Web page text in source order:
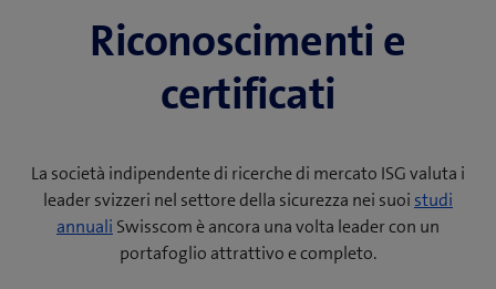
Riconoscimenti e
certificati
La società indipendente di ricerche di mercato ISG valuta i
leader svizzeri nel settore della sicurezza nei suoi studi
annuali Swisscom è ancora una volta leader con un
portafoglio attrattivo e completo.